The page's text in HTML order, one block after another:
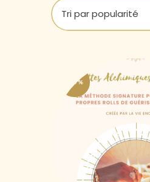
PANIER
-50%